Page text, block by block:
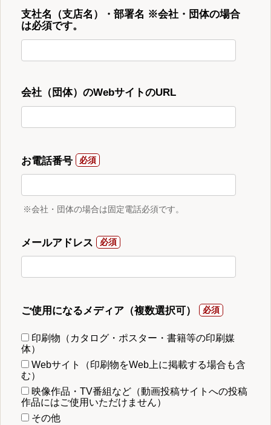
支社名（支店名）・部署名 ※会社・団体の場合
は必須です。
会社（団体）のWebサイトのURL
お電話番号
※会社・団体の場合は固定電話必須です。
メールアドレス
ご使用になるメディア（複数選択可）
印刷物（カタログ・ポスター・書籍等の印刷媒
体）
Webサイト（印刷物をWeb上に掲載する場合も含
む）
映像作品・TV番組など（動画投稿サイトへの投稿
作品にはご使用いただけません）
その他